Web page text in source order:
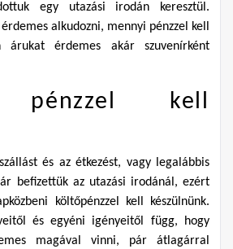
egy utazási irodán keresztül.
alkudozni, mennyi pénzzel kell
árukat érdemes akár szuvenírként
pénzzel kell
és az étkezést, vagy legalábbis
befizettük az utazási irodánál, ezért
költőpénzzel kell készülnünk.
és egyéni igényeitől függ, hogy
magával vinni, pár átlagárral